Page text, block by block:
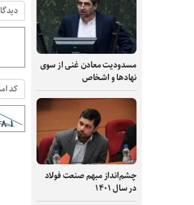
مسدودیت معادن غنی از سوی
نهادها و اشخاص
چشم‌انداز مبهم صنعت فولاد
در سال ۱۴۰۱
کد